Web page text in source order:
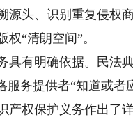
源头、识别重复侵权
“清朗空间”。
有明确依据。民法典
务提供者“知道或者
产权保护义务作出了